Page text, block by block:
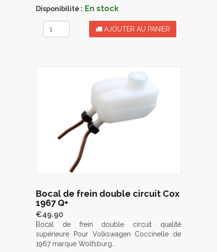
Disponibilité : En stock
AJOUTER AU PANIER
Bocal de frein double circuit Cox
1967 Q+
€49.90
Bocal de frein double circuit qualité
supérieure Pour Volkswagen Coccinelle de
1967 marque Wolfsburg...